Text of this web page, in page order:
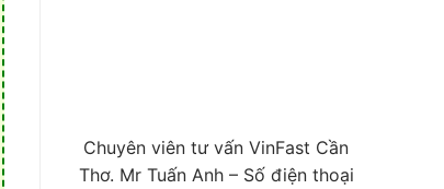
Chuyên viên tư vấn VinFast Cần
Thơ. Mr Tuấn Anh – Số điện thoại